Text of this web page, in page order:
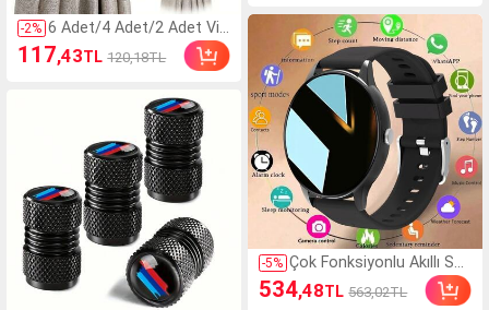
-2% 6 Adet/4 Adet/2 Adet Vin
tage Suni İnci Perde Bağl
ama Tokası, Plastik Örm
Güvenli Çıtçıt Tasarımı, D
elme Gerektirmez, Kolay
Kurulum, Yatak Odası, Ot
urma Odası ve Ev Dekora
syonu İçin Uygun Perde T
okaları - Yer Tasarrufu S
ağlayan, Delme Gerektirm
eyen Çıtçıtlı Perde Tokala
rı, İnci Dekoratif İp Bağla
ma Tokaları
117,43TL 120,18TL
Kore), 250V Ev ve Ofis İçi
n Vazgeçilmez
-5% Çok Fonksiyonlu Akıllı Saa
t, Moda Dijital Saat, Aram
a ve Müzik Kontrolü Dest
534,48TL 563,02TL